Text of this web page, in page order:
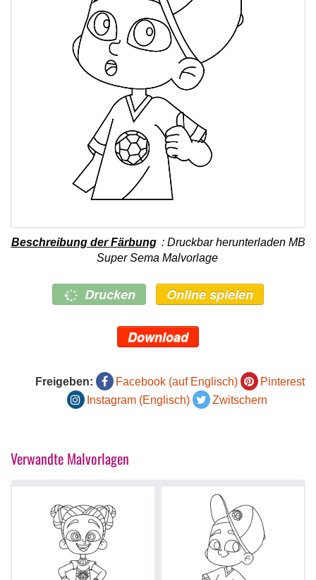
Beschreibung der Färbung : Druckbar herunterladen MB
Super Sema Malvorlage
Drucken Online spielen
Download
Freigeben: Facebook (auf Englisch)
Pinterest
Instagram (Englisch)
Zwitschern
Verwandte Malvorlagen